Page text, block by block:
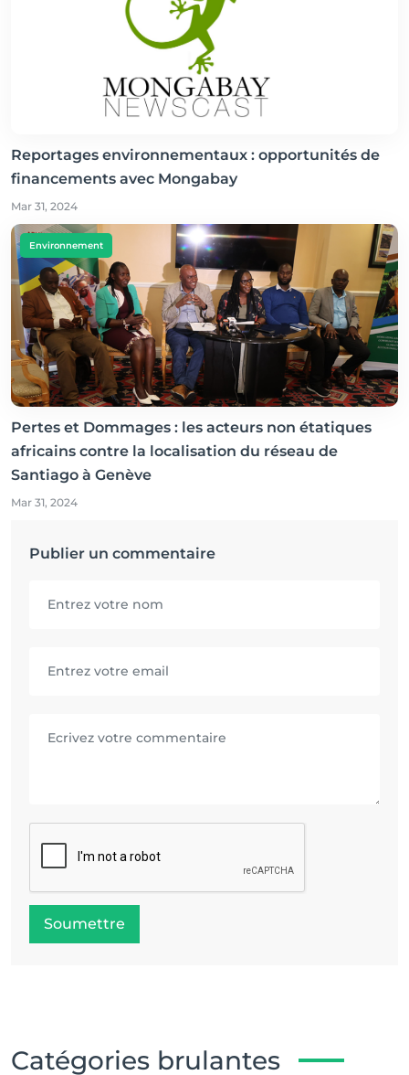
Reportages environnementaux : opportunités de
financements avec Mongabay
Mar 31, 2024
Environnement
Pertes et Dommages : les acteurs non étatiques
africains contre la localisation du réseau de
Santiago à Genève
Mar 31, 2024
Publier un commentaire
Soumettre
Catégories brulantes